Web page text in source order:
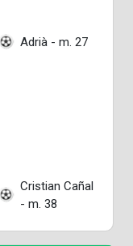
Adrià - m. 27
Cristian Cañal
- m. 38